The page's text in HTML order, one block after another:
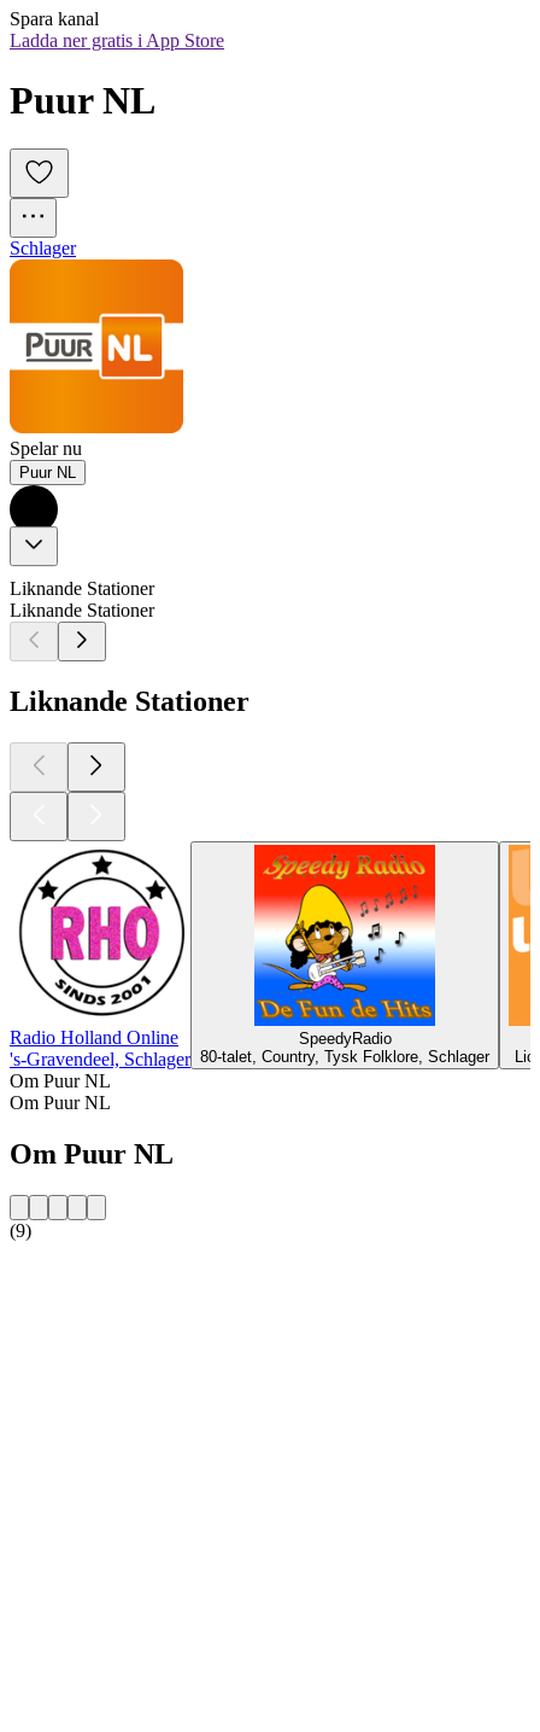
Spara kanal
Ladda ner gratis i App Store
Puur NL
Schlager
Spelar nu
Puur NL
Liknande Stationer
Liknande Stationer
Liknande Stationer
Radio Holland Online
's-Gravendeel, Schlager
SpeedyRadio
80-talet, Country, Tysk Folklore, Schlager
Om Puur NL
Om Puur NL
Om Puur NL
(9)